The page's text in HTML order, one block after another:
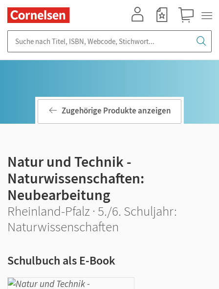
Zugehörige Produkte anzeigen
Natur und Technik -
Naturwissenschaften:
Neubearbeitung
Rheinland-Pfalz · 5./6. Schuljahr:
Naturwissenschaften
Schulbuch als E-Book